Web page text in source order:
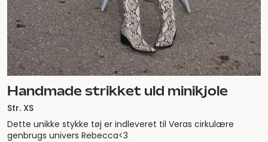
Handmade strikket uld minikjole
Str. XS
Dette unikke stykke tøj er indleveret til Veras cirkulære
genbrugs univers Rebecca<3